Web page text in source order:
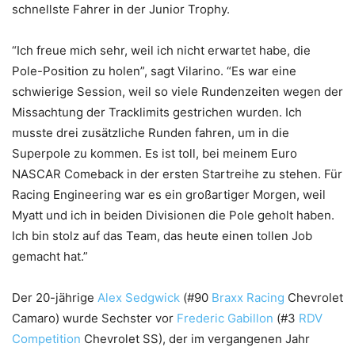
schnellste Fahrer in der Junior Trophy.
“Ich freue mich sehr, weil ich nicht erwartet habe, die
Pole-Position zu holen”, sagt Vilarino. “Es war eine
schwierige Session, weil so viele Rundenzeiten wegen der
Missachtung der Tracklimits gestrichen wurden. Ich
musste drei zusätzliche Runden fahren, um in die
Superpole zu kommen. Es ist toll, bei meinem Euro
NASCAR Comeback in der ersten Startreihe zu stehen. Für
Racing Engineering war es ein großartiger Morgen, weil
Myatt und ich in beiden Divisionen die Pole geholt haben.
Ich bin stolz auf das Team, das heute einen tollen Job
gemacht hat.”
Der 20-jährige Alex Sedgwick (#90 Braxx Racing Chevrolet
Camaro) wurde Sechster vor Frederic Gabillon (#3 RDV
Competition Chevrolet SS), der im vergangenen Jahr